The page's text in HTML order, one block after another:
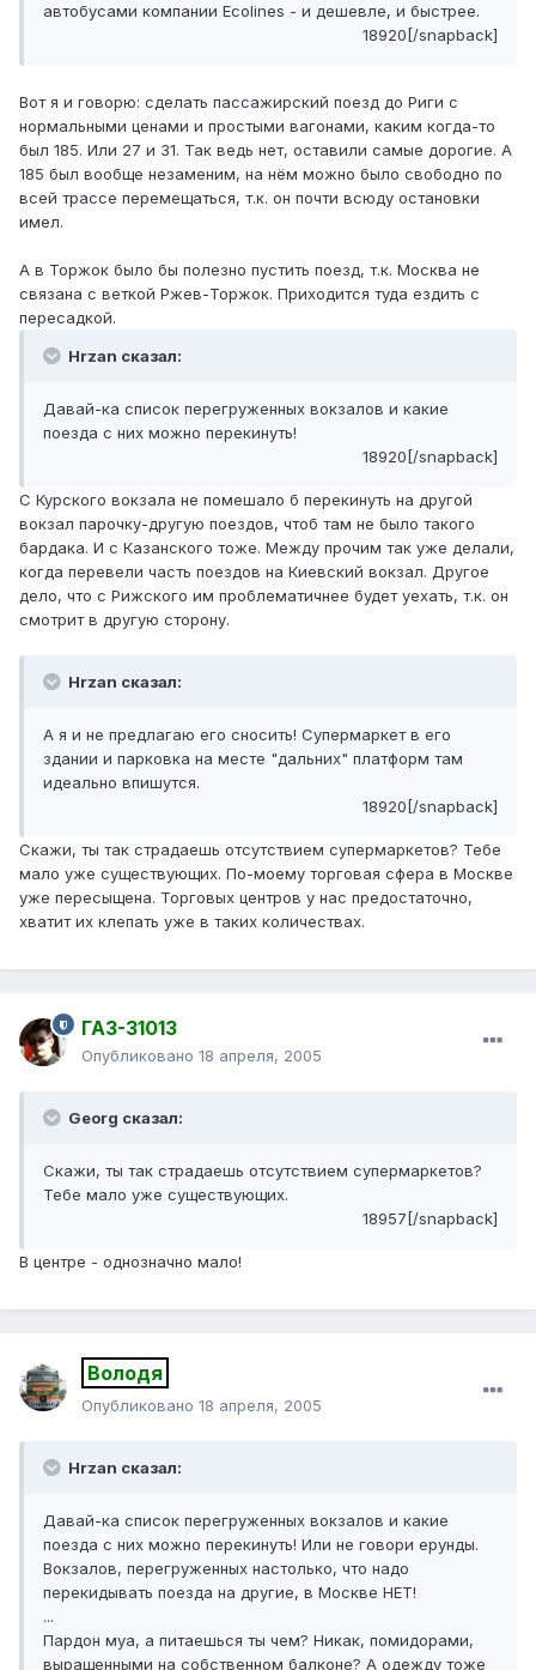
автобусами компании Ecolines - и дешевле, и быстрее.
18920[/snapback]
Вот я и говорю: сделать пассажирский поезд до Риги с
нормальными ценами и простыми вагонами, каким когда-то
был 185. Или 27 и 31. Так ведь нет, оставили самые дорогие. А
185 был вообще незаменим, на нём можно было свободно по
всей трассе перемещаться, т.к. он почти всюду остановки
имел.
А в Торжок было бы полезно пустить поезд, т.к. Москва не
связана с веткой Ржев-Торжок. Приходится туда ездить с
пересадкой.
Hrzan сказал:
Давай-ка список перегруженных вокзалов и какие
поезда с них можно перекинуть!
18920[/snapback]
С Курского вокзала не помешало б перекинуть на другой
вокзал парочку-другую поездов, чтоб там не было такого
бардака. И с Казанского тоже. Между прочим так уже делали,
когда перевели часть поездов на Киевский вокзал. Другое
дело, что с Рижского им проблематичнее будет уехать, т.к. он
смотрит в другую сторону.
Hrzan сказал:
А я и не предлагаю его сносить! Супермаркет в его
здании и парковка на месте "дальних" платформ там
идеально впишутся.
18920[/snapback]
Скажи, ты так страдаешь отсутствием супермаркетов? Тебе
мало уже существующих. По-моему торговая сфера в Москве
уже пересыщена. Торговых центров у нас предостаточно,
хватит их клепать уже в таких количествах.
ГАЗ-31013
Опубликовано 18 апреля, 2005
Georg сказал:
Скажи, ты так страдаешь отсутствием супермаркетов?
Тебе мало уже существующих.
18957[/snapback]
В центре - однозначно мало!
Володя
Опубликовано 18 апреля, 2005
Hrzan сказал:
Давай-ка список перегруженных вокзалов и какие
поезда с них можно перекинуть! Или не говори ерунды.
Вокзалов, перегруженных настолько, что надо
перекидывать поезда на другие, в Москве НЕТ!
...
Пардон муа, а питаешься ты чем? Никак, помидорами,
выращенными на собственном балконе? А одежду тоже